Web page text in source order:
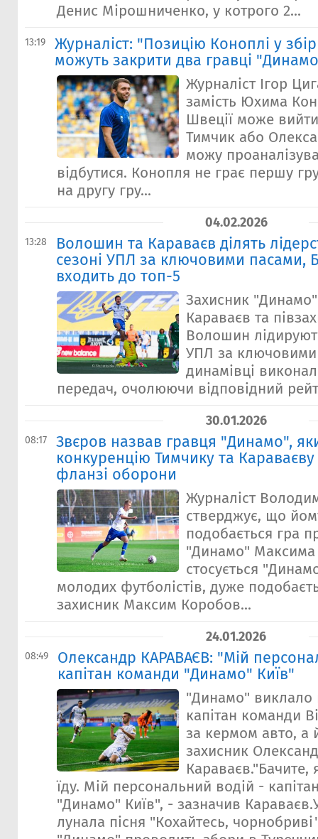
Денис Мірошниченко, у котрого 2...
13:19
Журналіст: "Позицію Коноплі у
можуть закрити два гравці
Журналіст Ігор
замість Юхима
Швеції може
Тимчик або
можу
відбутися. Конопля не грає першу
на другу гру...
04.02.2026
13:28
Волошин та Караваєв ділять
сезоні УПЛ за ключовими пасами,
входить до топ-5
Захисник
Караваєв та
Волошин
УПЛ за
динамівці
передач, очолюючи відповідний
30.01.2026
08:17
Звєров назвав гравця "Динамо",
конкуренцію Тимчику та
фланзі оборони
Журналіст
стверджує, що
подобається гра
"Динамо"
стосується
молодих футболістів, дуже
захисник Максим Коробов...
24.01.2026
08:49
Олександр КАРАВАЄВ: "Мій
капітан команди "Динамо" Київ"
"Динамо" виклало
капітан команди
за кермом авто, а
захисник
Караваєв."Бачите,
їду. Мій персональний водій -
"Динамо" Київ", - зазначив
лунала пісня "Кохайтесь,